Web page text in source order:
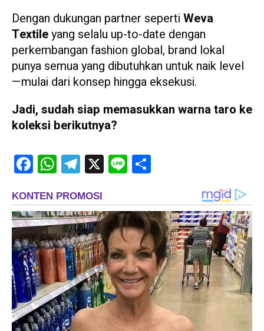
Dengan dukungan partner seperti Weva
Textileyang selalu up-to-date dengan
perkembangan fashion global, brand lokal
punya semua yang dibutuhkan untuk naik level
—mulai dari konsep hingga eksekusi.
Jadi, sudah siap memasukkan warna taro ke
koleksi berikutnya?
FacebookWhatsAppTelegram
X Line